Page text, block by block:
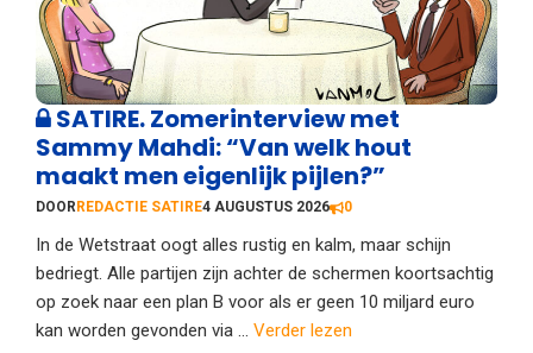
SATIRE. Zomerinterview met
Sammy Mahdi: “Van welk hout
maakt men eigenlijk pijlen?”
DOOR REDACTIE SATIRE4 AUGUSTUS 2026 0
In de Wetstraat oogt alles rustig en kalm, maar schijn
bedriegt. Alle partijen zijn achter de schermen koortsachtig
op zoek naar een plan B voor als er geen 10 miljard euro
kan worden gevonden via ... Verder lezen